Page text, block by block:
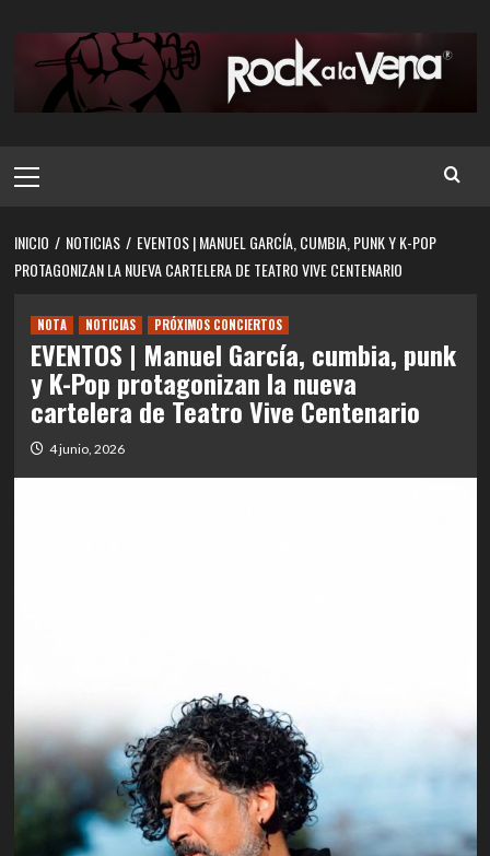
contenido
principal
INICIO NOTICIAS
EVENTOS | MANUEL GARCÍA, CUMBIA, PUNK Y K-POP
PROTAGONIZAN LA NUEVA CARTELERA DE TEATRO VIVE CENTENARIO
NOTA NOTICIAS PRÓXIMOS CONCIERTOS
EVENTOS | Manuel García, cumbia, punk
y K-Pop protagonizan la nueva
cartelera de Teatro Vive Centenario
4 junio, 2026